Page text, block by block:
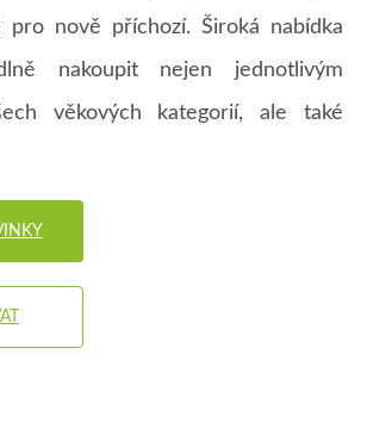
pro nově příchozí. Široká nabídka
nakoupit nejen jednotlivým
věkových kategorií, ale také